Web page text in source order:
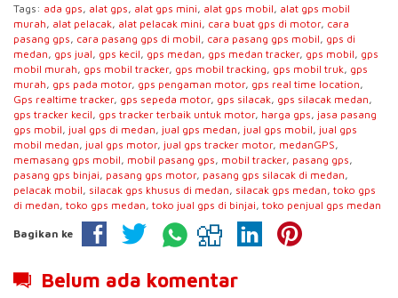
Tags: ada gps, alat gps, alat gps mini, alat gps mobil, alat gps mobil
murah, alat pelacak, alat pelacak mini, cara buat gps di motor, cara
pasang gps, cara pasang gps di mobil, cara pasang gps mobil, gps di
medan, gps jual, gps kecil, gps medan, gps medan tracker, gps mobil, gps
mobil murah, gps mobil tracker, gps mobil tracking, gps mobil truk, gps
murah, gps pada motor, gps pengaman motor, gps real time location,
Gps realtime tracker, gps sepeda motor, gps silacak, gps silacak medan,
gps tracker kecil, gps tracker terbaik untuk motor, harga gps, jasa pasang
gps mobil, jual gps di medan, jual gps medan, jual gps mobil, jual gps
mobil medan, jual gps motor, jual gps tracker motor, medanGPS,
memasang gps mobil, mobil pasang gps, mobil tracker, pasang gps,
pasang gps binjai, pasang gps motor, pasang gps silacak di medan,
pelacak mobil, silacak gps khusus di medan, silacak gps medan, toko gps
di medan, toko gps medan, toko jual gps di binjai, toko penjual gps medan
Bagikan ke
Belum ada komentar